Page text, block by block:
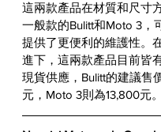
這兩款產品在材質和尺寸
一般款的Bulitt和Moto 3，
提供了更便利的維護性。
進下，這兩款產品目前皆
現貨供應，Bulitt的建議售
元，Moto 3則為13,800元。